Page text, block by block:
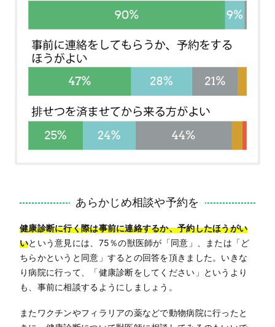
あらかじめ相談や予約を
健康診断に行く際は事前に連絡するか、予約したほうがい
いという意見には、75％の獣医師が「同意」、または「ど
ちらかというと同意」するとの回答を頂きました。いきな
り病院に行って、「健康診断をしてください」というより
も、事前に相談するようにしましょう。
またワクチンやフィラリアの薬などで動物病院に行ったと